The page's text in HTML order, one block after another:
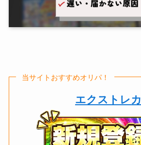
当サイトおすすめオリパ！
エクストレカ